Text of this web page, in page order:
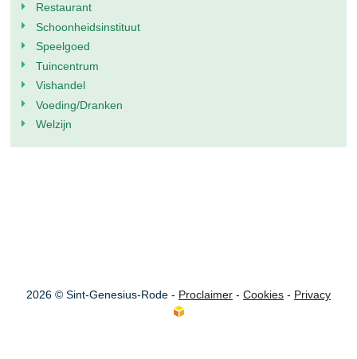
Restaurant
Schoonheidsinstituut
Speelgoed
Tuincentrum
Vishandel
Voeding/Dranken
Welzijn
2026 © Sint-Genesius-Rode - Proclaimer- Cookies- Privacy